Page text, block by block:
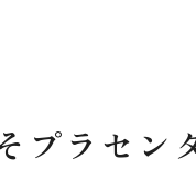
プラセン